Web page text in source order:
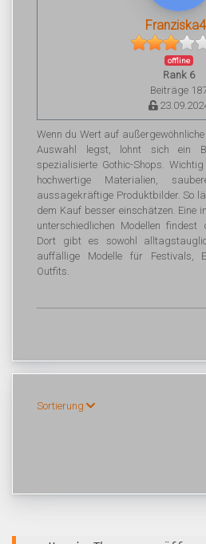
offline
Rank 6
Beiträge
Wenn du Wert auf
Auswahl legst, lohnt sich ein
spezialisierte Gothic-Shops.
hochwertige Materialien,
aussagekräftige Produktbilder. So
dem Kauf besser einschätzen. Eine
unterschiedlichen Modellen findest
Dort gibt es sowohl
auffällige Modelle für Festivals,
Outfits.
Sortierung